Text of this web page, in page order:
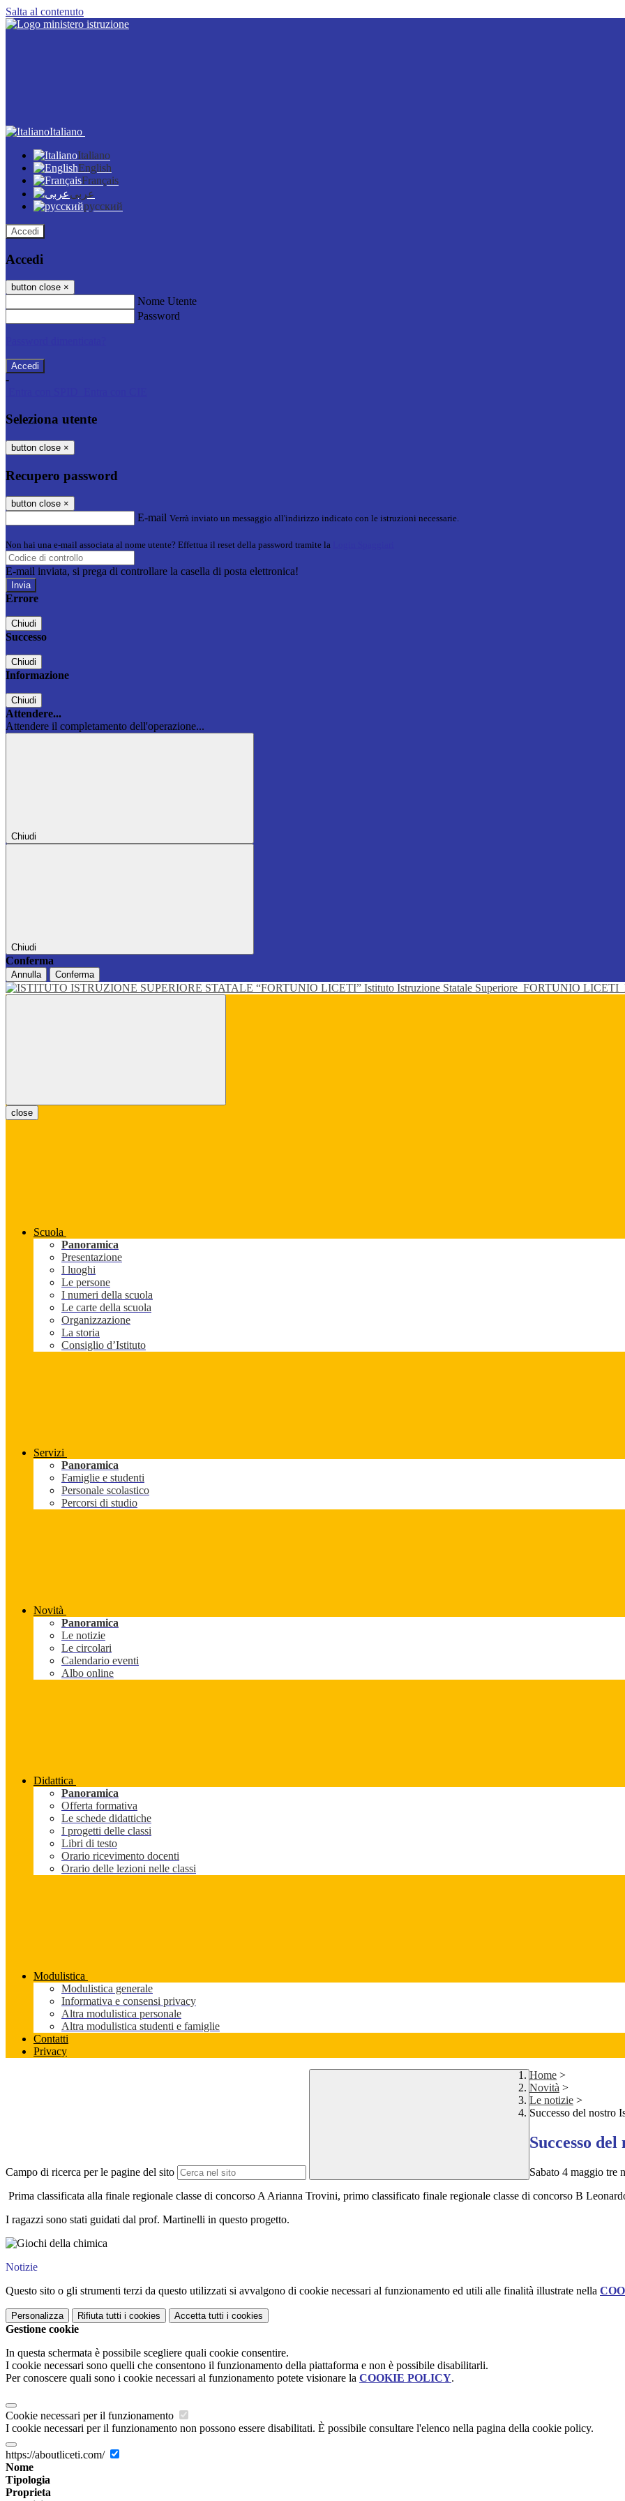
Salta al contenuto
Italiano
Italiano
English
Français
عربى
русский
Accedi
Accedi
button close ×
Nome Utente
Password
-
Seleziona utente
button close ×
Recupero password
button close ×
E-mail Verrà inviato un messaggio all'indirizzo indicato con le istruzioni necessarie.
Non hai una e-mail associata al nome utente? Effettua il reset della password tramite la
E-mail inviata, si prega di controllare la casella di posta elettronica!
Errore
Chiudi
Successo
Chiudi
Informazione
Chiudi
Attendere...
Attendere il completamento dell'operazione...
Chiudi
Chiudi
Conferma
Annulla Conferma
Istituto Istruzione Statale Superiore FORTUNIO LICETI
close
Scuola
Panoramica
Presentazione
I luoghi
Le persone
I numeri della scuola
Le carte della scuola
Organizzazione
La storia
Consiglio d’Istituto
Servizi
Panoramica
Famiglie e studenti
Personale scolastico
Percorsi di studio
Novità
Panoramica
Le notizie
Le circolari
Calendario eventi
Albo online
Didattica
Panoramica
Offerta formativa
Le schede didattiche
I progetti delle classi
Libri di testo
Orario ricevimento docenti
Orario delle lezioni nelle classi
Modulistica
Modulistica generale
Informativa e consensi privacy
Altra modulistica personale
Altra modulistica studenti e famiglie
Contatti
Privacy
Campo di ricerca per le pagine del sito
Home >
Novità >
Le notizie >
Successo del nostro
Successo
Sabato 4 maggio tre
Prima classificata alla finale regionale classe di concorso A Arianna Trovini, primo classificato finale regionale classe di concorso B
I ragazzi sono stati guidati dal prof. Martinelli in questo progetto.
Notizie
Questo sito o gli strumenti terzi da questo utilizzati si avvalgono di cookie necessari al funzionamento ed utili alle finalità illustrate nella
Personalizza Rifiuta tutti i cookies Accetta tutti i cookies
Gestione cookie
In questa schermata è possibile scegliere quali cookie consentire.
I cookie necessari sono quelli che consentono il funzionamento della piattaforma e non è possibile disabilitarli.
Per conoscere quali sono i cookie necessari al funzionamento potete visionare la COOKIE POLICY.
Cookie necessari per il funzionamento
I cookie necessari per il funzionamento non possono essere disabilitati. È possibile consultare l'elenco nella pagina della cookie policy.
https://aboutliceti.com/
Nome
Tipologia
Proprieta